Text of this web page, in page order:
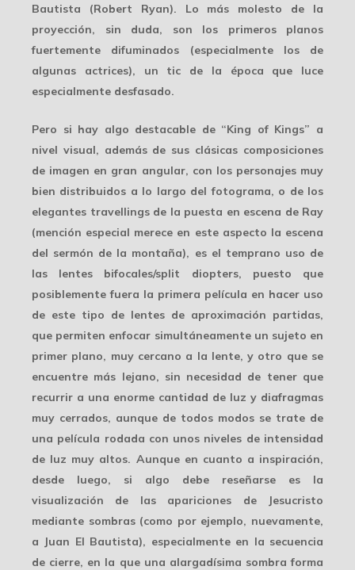
Bautista (Robert Ryan). Lo más molesto de la
proyección, sin duda, son los primeros planos
fuertemente difuminados (especialmente los de
algunas actrices), un tic de la época que luce
especialmente desfasado.
Pero si hay algo destacable de “King of Kings” a
nivel visual, además de sus clásicas composiciones
de imagen en gran angular, con los personajes muy
bien distribuidos a lo largo del fotograma, o de los
elegantes travellings de la puesta en escena de Ray
(mención especial merece en este aspecto la escena
del sermón de la montaña), es el temprano uso de
las lentes bifocales/split diopters, puesto que
posiblemente fuera la primera película en hacer uso
de este tipo de lentes de aproximación partidas,
que permiten enfocar simultáneamente un sujeto en
primer plano, muy cercano a la lente, y otro que se
encuentre más lejano, sin necesidad de tener que
recurrir a una enorme cantidad de luz y diafragmas
muy cerrados, aunque de todos modos se trate de
una película rodada con unos niveles de intensidad
de luz muy altos. Aunque en cuanto a inspiración,
desde luego, si algo debe reseñarse es la
visualización de las apariciones de Jesucristo
mediante sombras (como por ejemplo, nuevamente,
a Juan El Bautista), especialmente en la secuencia
de cierre, en la que una alargadísima sombra forma